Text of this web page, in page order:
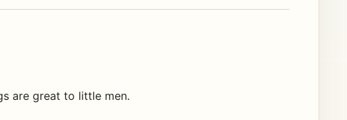
are great to little men.